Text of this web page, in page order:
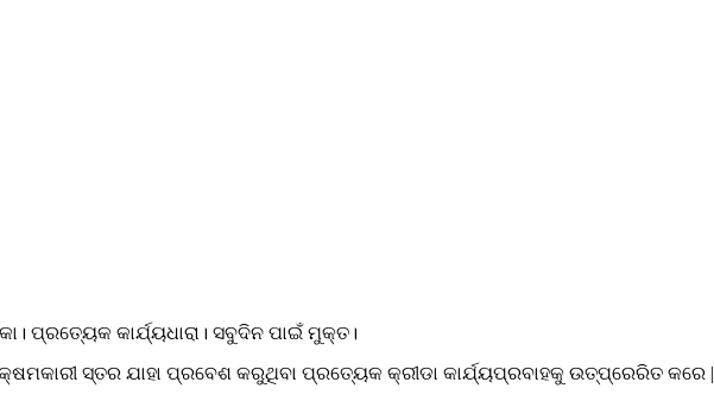
ପ୍ରତ୍ୟେକ କାର୍ଯ୍ୟଧାରା। ସବୁଦିନ ପାଇଁ ମୁକ୍ତ।
ସ୍ତର ଯାହା ପ୍ରବେଶ କରୁଥିବା ପ୍ରତ୍ୟେକ କ୍ରୀଡା କାର୍ଯ୍ୟପ୍ରବାହକୁ ଉତ୍ପ୍ରେରିତ କରେ |